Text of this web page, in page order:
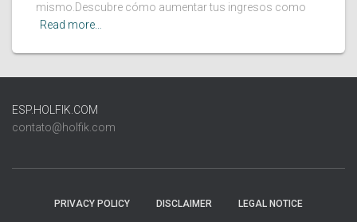
mismo.Descubre cómo aumentar tus ingresos como
Read more…
ESP.HOLFIK.COM
contato@holfik.com
PRIVACY POLICY DISCLAIMER LEGAL NOTICE